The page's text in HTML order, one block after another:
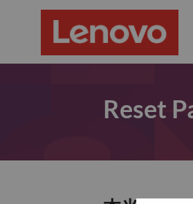
Reset